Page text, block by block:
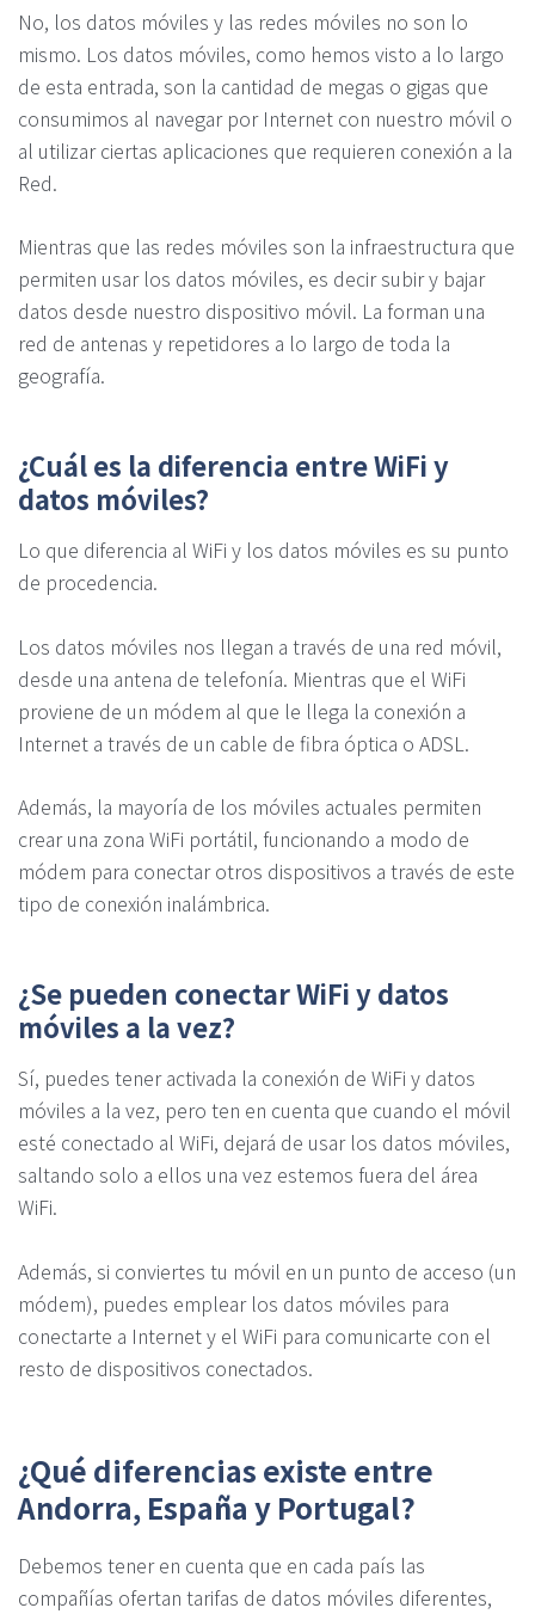
No, los datos móviles y las redes móviles no son lo
mismo. Los datos móviles, como hemos visto a lo largo
de esta entrada, son la cantidad de megas o gigas que
consumimos al navegar por Internet con nuestro móvil o
al utilizar ciertas aplicaciones que requieren conexión a la
Red.
Mientras que las redes móviles son la infraestructura que
permiten usar los datos móviles, es decir subir y bajar
datos desde nuestro dispositivo móvil. La forman una
red de antenas y repetidores a lo largo de toda la
geografía.
¿Cuál es la diferencia entre WiFi y
datos móviles?
Lo que diferencia al WiFi y los datos móviles es su punto
de procedencia.
Los datos móviles nos llegan a través de una red móvil,
desde una antena de telefonía. Mientras que el WiFi
proviene de un módem al que le llega la conexión a
Internet a través de un cable de fibra óptica o ADSL.
Además, la mayoría de los móviles actuales permiten
crear una zona WiFi portátil, funcionando a modo de
módem para conectar otros dispositivos a través de este
tipo de conexión inalámbrica.
¿Se pueden conectar WiFi y datos
móviles a la vez?
Sí, puedes tener activada la conexión de WiFi y datos
móviles a la vez, pero ten en cuenta que cuando el móvil
esté conectado al WiFi, dejará de usar los datos móviles,
saltando solo a ellos una vez estemos fuera del área
WiFi.
Además, si conviertes tu móvil en un punto de acceso (un
módem), puedes emplear los datos móviles para
conectarte a Internet y el WiFi para comunicarte con el
resto de dispositivos conectados.
¿Qué diferencias existe entre
Andorra, España y Portugal?
Debemos tener en cuenta que en cada país las
compañías ofertan tarifas de datos móviles diferentes,